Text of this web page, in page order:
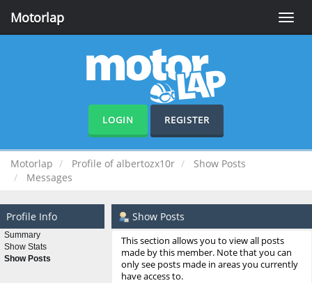
Toggle
Motorlap
LOGIN REGISTER
Motorlap Profile of albertozx10r
Show Posts
Messages
Profile Info
Summary
Show Stats
Show Posts
Show Posts
This section allows you to view all posts
made by this member. Note that you can
only see posts made in areas you currently
have access to.